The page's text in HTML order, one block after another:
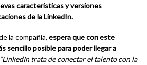
características y versiones
de la LinkedIn.
la compañía, espera que con este
sencillo posible para poder llegar a
“LinkedIn trata de conectar el talento con la